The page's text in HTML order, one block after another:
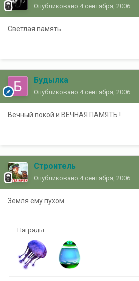
Опубликовано 4 сентября, 2006
Светлая память.
Будылка
Опубликовано 4 сентября, 2006
Вечный покой и ВЕЧНАЯ ПАМЯТЬ !
Строитель
Опубликовано 4 сентября, 2006
Земля ему пухом.
Награды